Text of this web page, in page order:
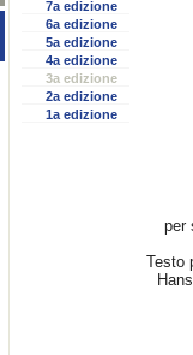
7a edizione
6a edizione
5a edizione
4a edizione
3a edizione
2a edizione
1a edizione
per
Testo